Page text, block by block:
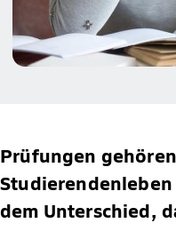
Prüfungen
dem Unterschied,